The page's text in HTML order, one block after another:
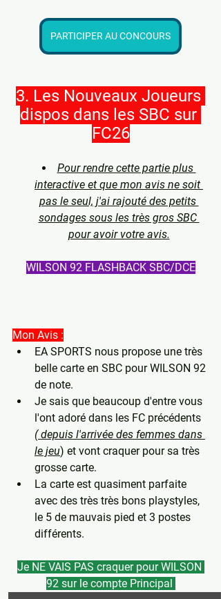
PARTICIPER AU CONCOURS
3. Les Nouveaux Joueurs
dispos dans les SBC sur
FC26
Pour rendre cette partie plus
interactive et que mon avis ne soit
pas le seul, j'ai rajouté des petits
sondages sous les très gros SBC
pour avoir votre avis.
WILSON 92 FLASHBACK SBC/DCE
Mon Avis :
EA SPORTS nous propose une très
belle carte en SBC pour WILSON 92
de note.
Je sais que beaucoup d'entre vous
l'ont adoré dans les FC précédents
( depuis l'arrivée des femmes dans
le jeu) et vont craquer pour sa très
grosse carte.
La carte est quasiment parfaite
avec des très très bons playstyles,
le 5 de mauvais pied et 3 postes
différents.
Je NE VAIS PAS craquer pour WILSON
92 sur le compte Principal